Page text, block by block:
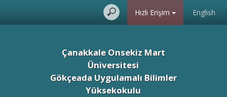
English
Hızlı Erişim
Çanakkale Onsekiz Mart
Üniversitesi
Gökçeada Uygulamalı Bilimler
Yüksekokulu